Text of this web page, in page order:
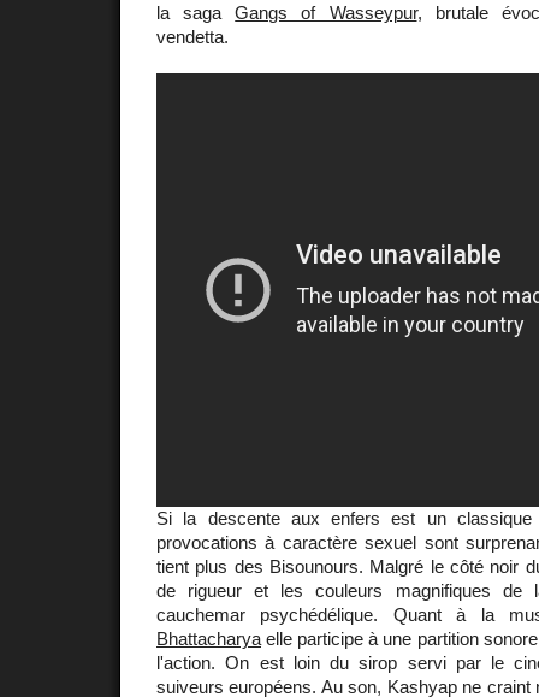
la sagaGangs of Wasseypur, brutale
vendetta.
Si la descente aux enfers est un
provocations à caractère sexuel sont
tient plus des Bisounours. Malgré le côté noir
de rigueur et les couleurs magnifiques de
cauchemar psychédélique. Quant à la
Bhattacharya elle participe à une partition
l'action. On est loin du sirop servi par le
suiveurs européens. Au son, Kashyap ne